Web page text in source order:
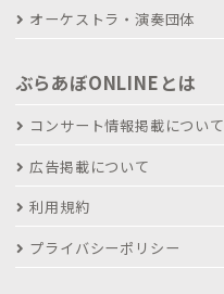
オーケストラ・演奏団体
ぶらあぼONLINEとは
コンサート情報掲載について
広告掲載について
利用規約
プライバシーポリシー